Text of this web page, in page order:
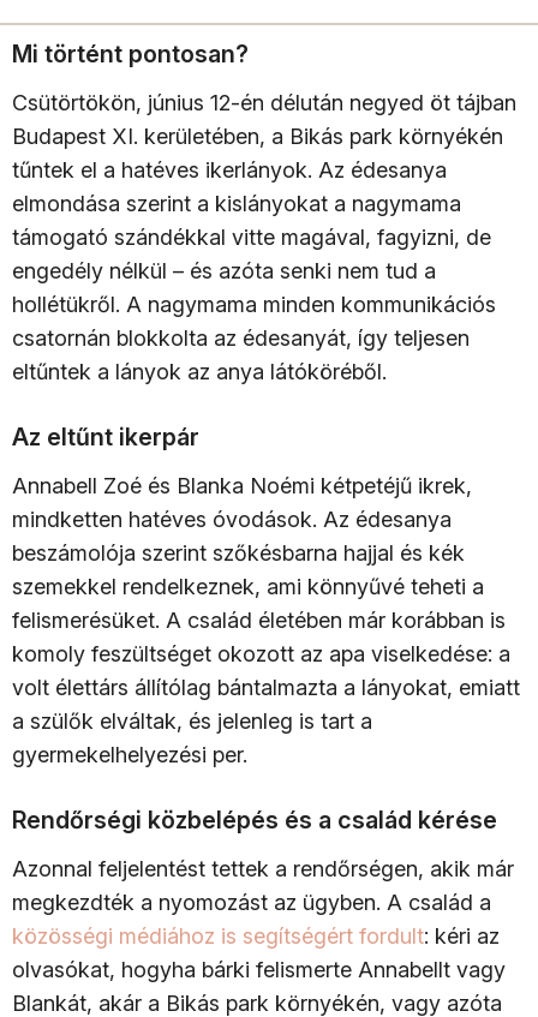
Mi történt pontosan?
Csütörtökön, június 12-én délután negyed öt tájban
Budapest XI. kerületében, a Bikás park környékén
tűntek el a hatéves ikerlányok. Az édesanya
elmondása szerint a kislányokat a nagymama
támogató szándékkal vitte magával, fagyizni, de
engedély nélkül – és azóta senki nem tud a
hollétükről. A nagymama minden kommunikációs
csatornán blokkolta az édesanyát, így teljesen
eltűntek a lányok az anya látóköréből.
Az eltűnt ikerpár
Annabell Zoé és Blanka Noémi kétpetéjű ikrek,
mindketten hatéves óvodások. Az édesanya
beszámolója szerint szőkésbarna hajjal és kék
szemekkel rendelkeznek, ami könnyűvé teheti a
felismerésüket. A család életében már korábban is
komoly feszültséget okozott az apa viselkedése: a
volt élettárs állítólag bántalmazta a lányokat, emiatt
a szülők elváltak, és jelenleg is tart a
gyermekelhelyezési per.
Rendőrségi közbelépés és a család kérése
Azonnal feljelentést tettek a rendőrségen, akik már
megkezdték a nyomozást az ügyben. A család a
közösségi médiához is segítségért fordult: kéri az
olvasókat, hogyha bárki felismerte Annabellt vagy
Blankát, akár a Bikás park környékén, vagy azóta